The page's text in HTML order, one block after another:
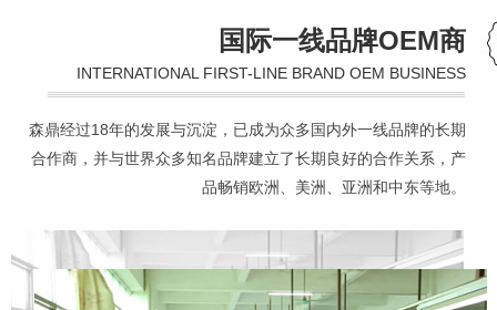
国际一线品牌OEM商
INTERNATIONAL FIRST-LINE BRAND OEM BUSINESS
森鼎经过18年的发展与沉淀，已成为众多国内外一线品牌的长期
合作商，并与世界众多知名品牌建立了长期良好的合作关系，产
品畅销欧洲、美洲、亚洲和中东等地。